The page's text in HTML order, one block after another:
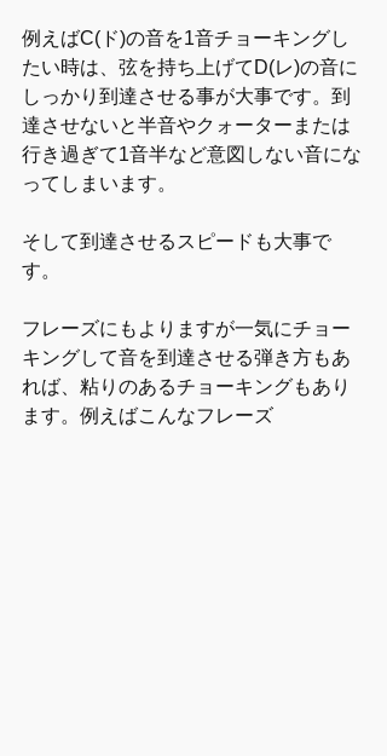
例えばC(ド)の音を1音チョーキングし
たい時は、弦を持ち上げてD(レ)の音に
しっかり到達させる事が大事です。到
達させないと半音やクォーターまたは
行き過ぎて1音半など意図しない音にな
ってしまいます。
そして到達させるスピードも大事で
す。
フレーズにもよりますが一気にチョー
キングして音を到達させる弾き方もあ
れば、粘りのあるチョーキングもあり
ます。例えばこんなフレーズ